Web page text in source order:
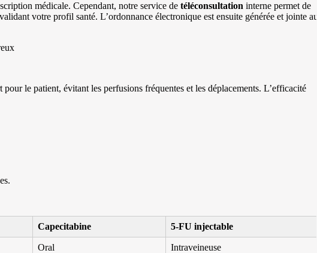
médicale. Cependant, notre service de téléconsultation interne permet de
votre profil santé. L’ordonnance électronique est ensuite générée et jointe au
le patient, évitant les perfusions fréquentes et les déplacements. L’efficacité
Capecitabine 5-FU injectable
Oral Intraveineuse